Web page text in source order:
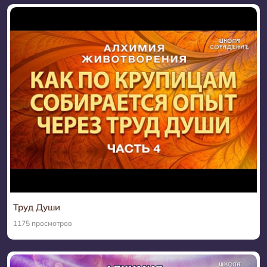
Труд Души
1175 просмотров
Состояния СКД 36
2
Струнный ряд 4
Уроки истории 28
Утраченные смыслы 16
Физика и космос 40
Харийцы 3
Химия 11
Хронология 3 -15 века 9
Человек
Экскурсии со смыслом